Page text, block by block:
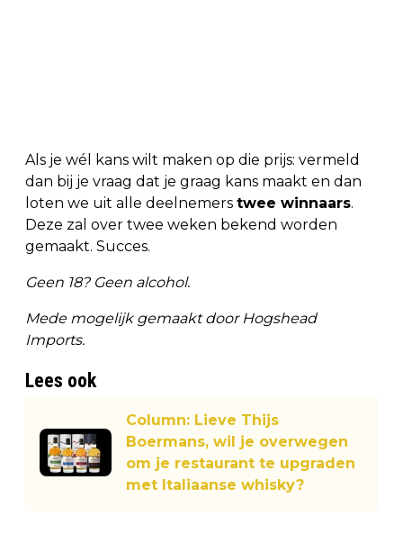
Als je wél kans wilt maken op die prijs: vermeld
dan bij je vraag dat je graag kans maakt en dan
loten we uit alle deelnemers twee winnaars.
Deze zal over twee weken bekend worden
gemaakt. Succes.
Geen 18? Geen alcohol.
Mede mogelijk gemaakt door Hogshead
Imports.
Lees ook
Column: Lieve Thijs
Boermans, wil je overwegen
om je restaurant te upgraden
met Italiaanse whisky?